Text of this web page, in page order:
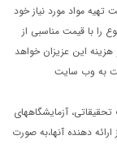
مواد مورد نیاز خود
را با قیمت مناسبی از
این عزیزان خواهد
به وب سایت
آزمایشگاههای
دهنده آنها،به صورت